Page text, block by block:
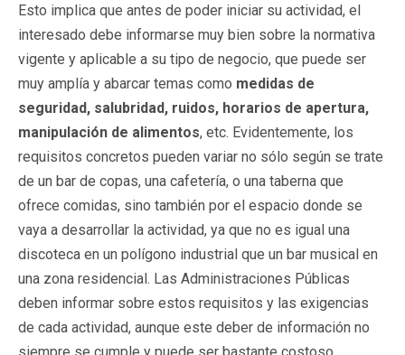
Esto implica que antes de poder iniciar su actividad, el
interesado debe informarse muy bien sobre la normativa
vigente y aplicable a su tipo de negocio, que puede ser
muy amplía y abarcar temas como medidas de
seguridad, salubridad, ruidos, horarios de apertura,
manipulación de alimentos, etc. Evidentemente, los
requisitos concretos pueden variar no sólo según se trate
de un bar de copas, una cafetería, o una taberna que
ofrece comidas, sino también por el espacio donde se
vaya a desarrollar la actividad, ya que no es igual una
discoteca en un polígono industrial que un bar musical en
una zona residencial. Las Administraciones Públicas
deben informar sobre estos requisitos y las exigencias
de cada actividad, aunque este deber de información no